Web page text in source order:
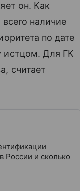
он. Как
наличие
по дате
истцом. Для ГК
считает
России и сколько